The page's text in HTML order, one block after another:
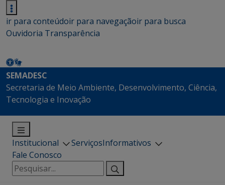
ir para conteúdoir para navegaçãoir para busca
Ouvidoria Transparência
SEMADESC
Secretaria de Meio Ambiente, Desenvolvimento, Ciência,
Tecnologia e Inovação
Institucional ServiçosInformativos
Fale Conosco
Pesquisar
por: